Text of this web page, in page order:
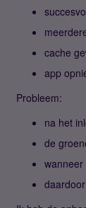
cache
app
Probleem:
na het
de